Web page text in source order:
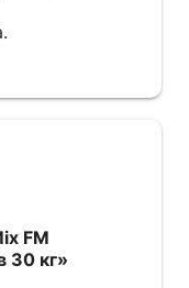
FM
30 кг»